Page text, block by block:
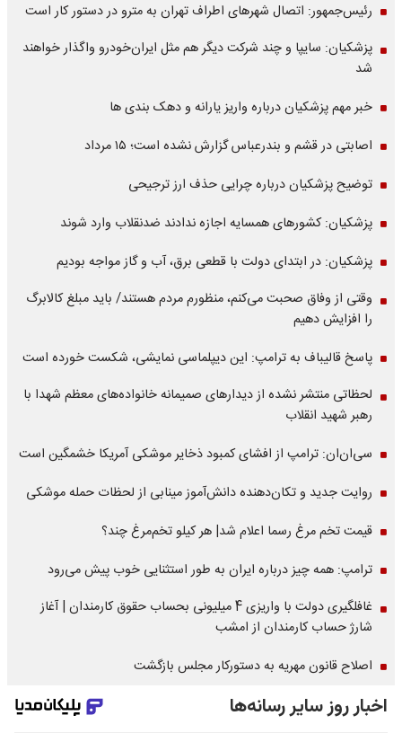
رئیس‌جمهور: اتصال شهرهای اطراف تهران به مترو در دستور کار است
پزشکیان: سایپا و چند شرکت دیگر هم مثل ایران‌خودرو واگذار خواهند
شد
خبر مهم پزشکیان درباره واریز یارانه و دهک بندی ها
اصابتی در قشم و بندرعباس گزارش نشده است؛ ۱۵ مرداد
توضیح پزشکیان درباره چرایی حذف ارز ترجیحی
پزشکیان: کشورهای همسایه اجازه ندادند ضدنقلاب وارد شوند
پزشکیان: در ابتدای دولت با قطعی برق، آب و گاز مواجه بودیم
وقتی از وفاق صحبت می‌کنم، منظورم مردم هستند/ باید مبلغ کالابرگ
را افزایش دهیم
پاسخ قالیباف به ترامپ: این دیپلماسی نمایشی، شکست خورده است
لحظاتی منتشر نشده از دیدارهای صمیمانه خانواده‌های معظم شهدا با
رهبر شهید انقلاب
سی‌ان‌ان: ترامپ از افشای کمبود ذخایر موشکی آمریکا خشمگین است
روایت جدید و تکان‌دهنده دانش‌آموز مینابی از لحظات حمله موشکی
قیمت تخم مرغ رسما اعلام شد| هر کیلو تخم‌مرغ چند؟
ترامپ: همه چیز درباره ایران به طور استثنایی خوب پیش می‌رود
غافلگیری دولت با واریزی 4 میلیونی بحساب حقوق کارمندان | آغاز
شارژ حساب کارمندان از امشب
اصلاح قانون مهریه به دستورکار مجلس بازگشت